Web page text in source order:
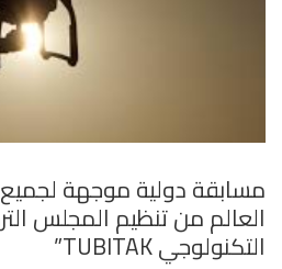
مسابقة دولية موجهة
العالم من تنظيم المجلس
التكنولوجي TUBITAK”